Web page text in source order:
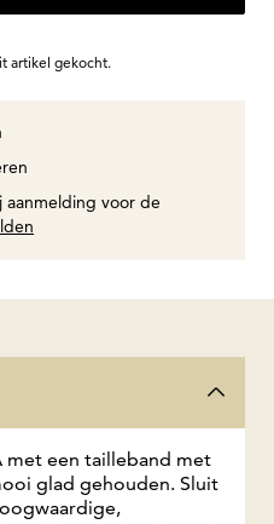
artikel gekocht.
aanmelding voor de
met een tailleband met
glad gehouden. Sluit